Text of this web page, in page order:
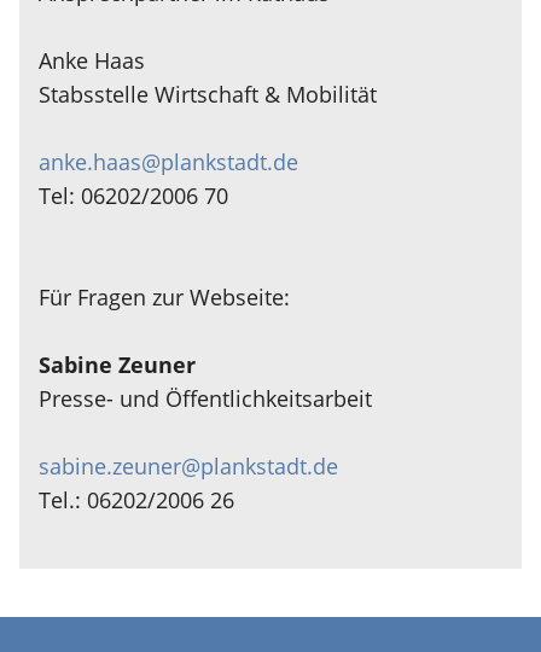
Anke Haas
Stabsstelle Wirtschaft & Mobilität
anke.haas@plankstadt.de
Tel: 06202/2006 70
Für Fragen zur Webseite:
Sabine Zeuner
Presse- und Öffentlichkeitsarbeit
sabine.zeuner@plankstadt.de
Tel.: 06202/2006 26